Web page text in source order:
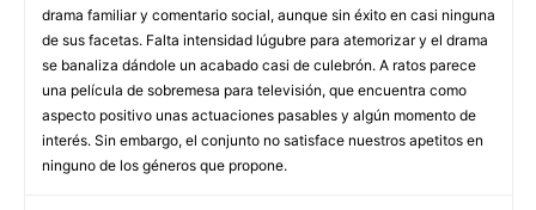
drama familiar y comentario social, aunque sin éxito en casi ninguna
de sus facetas. Falta intensidad lúgubre para atemorizar y el drama
se banaliza dándole un acabado casi de culebrón. A ratos parece
una película de sobremesa para televisión, que encuentra como
aspecto positivo unas actuaciones pasables y algún momento de
interés. Sin embargo, el conjunto no satisface nuestros apetitos en
ninguno de los géneros que propone.